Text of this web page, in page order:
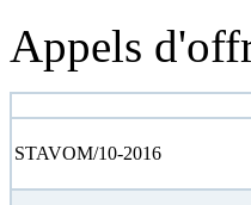
Appels
STAVOM/10-2016